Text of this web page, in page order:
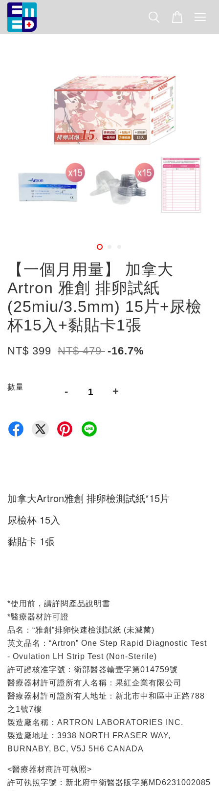
【一個月用量】 加拿大
Artron 雅創 排卵試紙
(25miu/3.5mm) 15片+尿檢
杯15入+黏貼卡1張
NT$ 399 NT$ 479 -16.7%
數量 - +
加拿大Artron雅創 排卵檢測試紙*15片
尿檢杯 15入
黏貼卡 1張
*使用前，請詳閱產品說明書
*醫療器材許可證
品名：“雅創”排卵快速檢測試紙 (未滅菌)
英文品名：“Artron” One Step Rapid Diagnostic Test
- Ovulation LH Strip Test (Non-Sterile)
許可證核准字號：衛部醫器輸壹字第014759號
醫療器材許可證所有人名稱：果紅企業有限公司
醫療器材許可證所有人地址：新北市中和區中正路788
之1號7樓
製造廠名稱：ARTRON LABORATORIES INC.
製造廠地址：3938 NORTH FRASER WAY,
BURNABY, BC, V5J 5H6 CANADA
<醫療器材商許可執照>
許可執照字號：新北府中衛醫器販字第MD6231002085